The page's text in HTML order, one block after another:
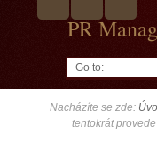
PR
Nacházíte se zde:
tentokrát